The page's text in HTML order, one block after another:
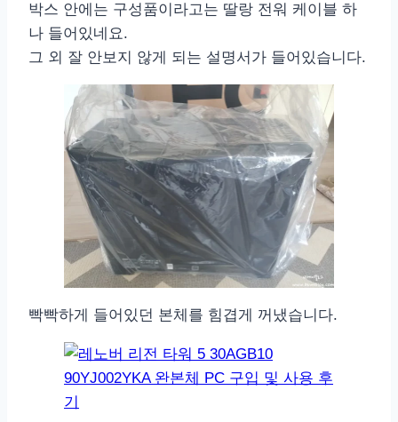
박스 안에는 구성품이라고는 딸랑 전워 케이블 하
나 들어있네요.
그 외 잘 안보지 않게 되는 설명서가 들어있습니다.
빡빡하게 들어있던 본체를 힘겹게 꺼냈습니다.